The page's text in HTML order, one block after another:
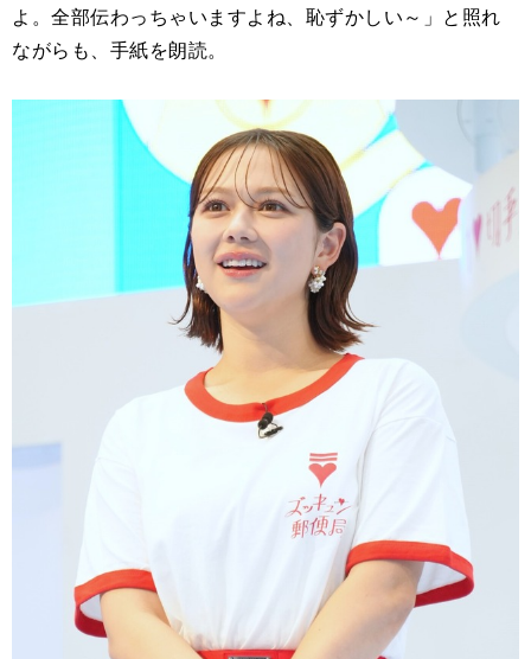
よ。全部伝わっちゃいますよね、恥ずかしい～」と照れ
ながらも、手紙を朗読。